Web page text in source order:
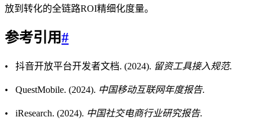
放到转化的全链路ROI精细化度量。
参考引用#
• 抖音开放平台开发者文档. (2024). 留资工具接入规范.
• QuestMobile. (2024). 中国移动互联网年度报告.
• iResearch. (2024). 中国社交电商行业研究报告.